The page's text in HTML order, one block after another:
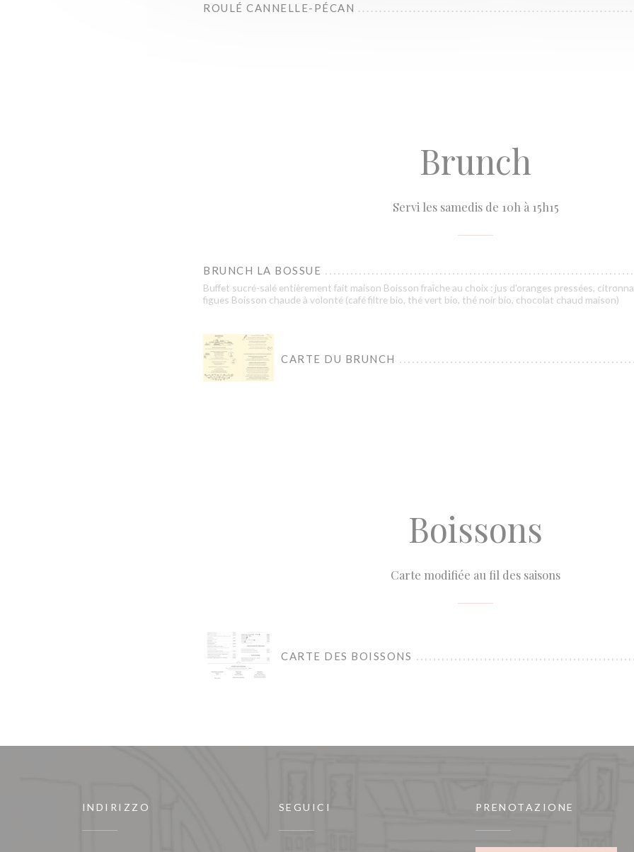
ROULÉ CANNELLE-PÉCAN
Brunch
Servi les samedis de 10h à 15h15
BRUNCH LA BOSSUE
Buffet sucré-salé entièrement fait maison Boisson fraîche au choix : jus d'oranges pressées,
figues Boisson chaude à volonté (café filtre bio, thé vert bio, thé noir bio, chocolat chaud maison)
CARTE DU BRUNCH
Boissons
Carte modifiée au fil des saisons
CARTE DES BOISSONS
INDIRIZZO SEGUICI PRENOTAZIONE